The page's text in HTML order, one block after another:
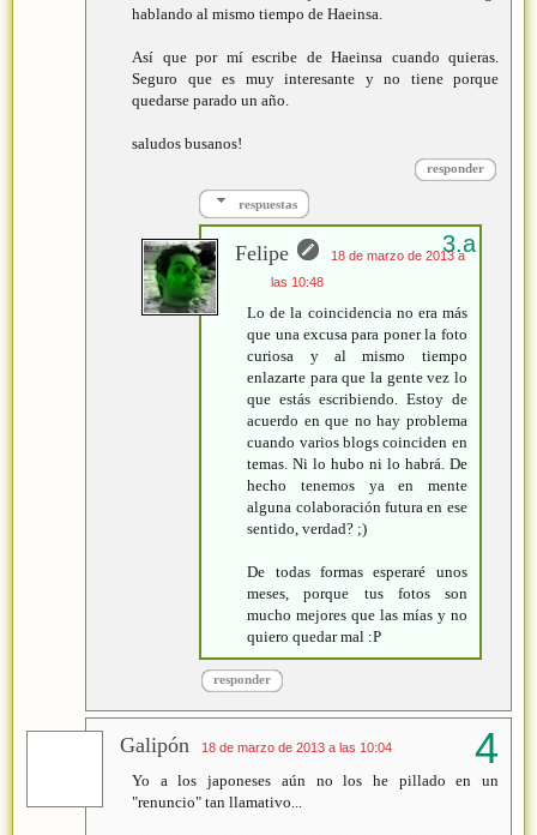
hablando al mismo tiempo de Haeinsa.
Así que por mí escribe de Haeinsa cuando quieras.
Seguro que es muy interesante y no tiene porque
quedarse parado un año.
saludos busanos!
responder
respuestas
Felipe
18 de marzo de 2013 a
las 10:48
Lo de la coincidencia no era más
que una excusa para poner la foto
curiosa y al mismo tiempo
enlazarte para que la gente vez lo
que estás escribiendo. Estoy de
acuerdo en que no hay problema
cuando varios blogs coinciden en
temas. Ni lo hubo ni lo habrá. De
hecho tenemos ya en mente
alguna colaboración futura en ese
sentido, verdad? ;)
De todas formas esperaré unos
meses, porque tus fotos son
mucho mejores que las mías y no
quiero quedar mal :P
responder
Galipón 18 de marzo de 2013 a las 10:04
Yo a los japoneses aún no los he pillado en un
"renuncio" tan llamativo...